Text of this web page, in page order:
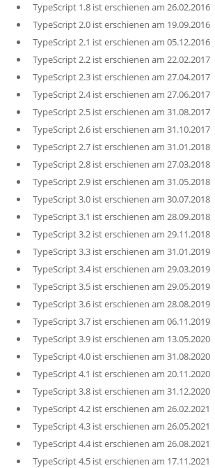
TypeScript 1.8 ist erschienen am 26.02.2016
TypeScript 2.0 ist erschienen am 19.09.2016
TypeScript 2.1 ist erschienen am 05.12.2016
TypeScript 2.2 ist erschienen am 22.02.2017
TypeScript 2.3 ist erschienen am 27.04.2017
TypeScript 2.4 ist erschienen am 27.06.2017
TypeScript 2.5 ist erschienen am 31.08.2017
TypeScript 2.6 ist erschienen am 31.10.2017
TypeScript 2.7 ist erschienen am 31.01.2018
TypeScript 2.8 ist erschienen am 27.03.2018
TypeScript 2.9 ist erschienen am 31.05.2018
TypeScript 3.0 ist erschienen am 30.07.2018
TypeScript 3.1 ist erschienen am 28.09.2018
TypeScript 3.2 ist erschienen am 29.11.2018
TypeScript 3.3 ist erschienen am 31.01.2019
TypeScript 3.4 ist erschienen am 29.03.2019
TypeScript 3.5 ist erschienen am 29.05.2019
TypeScript 3.6 ist erschienen am 28.08.2019
TypeScript 3.7 ist erschienen am 06.11.2019
TypeScript 3.9 ist erschienen am 13.05.2020
TypeScript 4.0 ist erschienen am 31.08.2020
TypeScript 4.1 ist erschienen am 20.11.2020
TypeScript 3.8 ist erschienen am 31.12.2020
TypeScript 4.2 ist erschienen am 26.02.2021
TypeScript 4.3 ist erschienen am 26.05.2021
TypeScript 4.4 ist erschienen am 26.08.2021
TypeScript 4.5 ist erschienen am 17.11.2021